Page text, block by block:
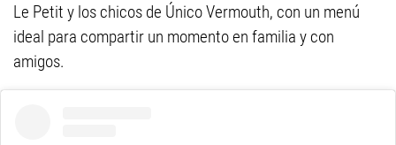
Le Petit y los chicos de Único Vermouth, con un menú
ideal para compartir un momento en familia y con
amigos.